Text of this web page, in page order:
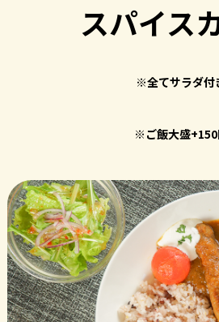
スパイス
※全てサラダ付
※ご飯大盛+150